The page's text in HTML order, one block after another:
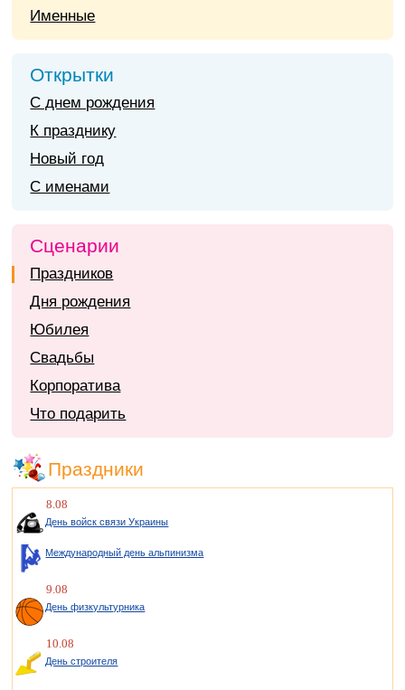
Именные
Открытки
С днем рождения
К празднику
Новый год
С именами
Сценарии
Праздников
Дня рождения
Юбилея
Свадьбы
Корпоратива
Что подарить
Праздники
8.08
День войск связи Украины
Международный день альпинизма
9.08
День физкультурника
10.08
День строителя